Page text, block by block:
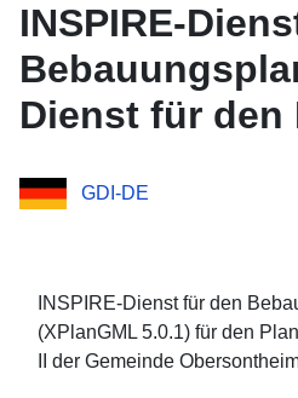
INSPIRE-
Dienst für den
(XPlanGML
GDI-DE
INSPIRE-Dienst für den
(XPlanGML 5.0.1) für den
II der Gemeinde